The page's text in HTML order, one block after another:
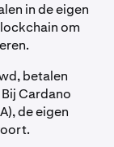
in de eigen
om
betalen
Cardano
de eigen